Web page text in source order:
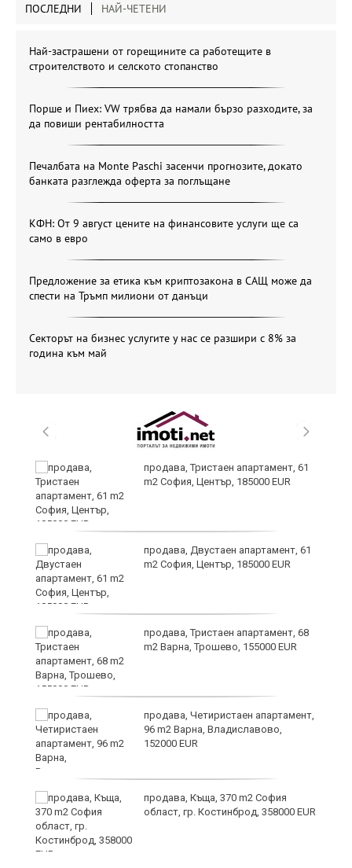
ПОСЛЕДНИ НАЙ-ЧЕТЕНИ
Най-застрашени от горещините са работещите в
строителството и селското стопанство
Порше и Пиех: VW трябва да намали бързо разходите, за
да повиши рентабилността
Печалбата на Monte Paschi засенчи прогнозите, докато
банката разглежда оферта за поглъщане
КФН: От 9 август цените на финансовите услуги ще са
само в евро
Предложение за етика към криптозакона в САЩ може да
спести на Тръмп милиони от данъци
Секторът на бизнес услугите у нас се разшири с 8% за
година към май
продава, Тристаен апартамент, 61
m2 София, Център, 185000 EUR
продава, Двустаен апартамент, 61
m2 София, Център, 185000 EUR
продава, Тристаен апартамент, 68
m2 Варна, Трошево, 155000 EUR
продава, Четиристаен апартамент,
96 m2 Варна, Владиславово,
152000 EUR
продава, Къща, 370 m2 София
област, гр. Костинброд, 358000 EUR